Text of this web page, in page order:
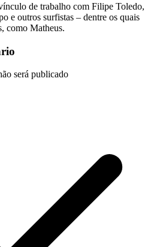
de trabalho com Filipe Toledo,
e outros surfistas – dentre os quais
como Matheus.
será publicado